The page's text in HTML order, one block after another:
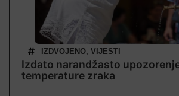
IZDVOJENO, VIJESTI
Izdato narandžasto
temperature zraka